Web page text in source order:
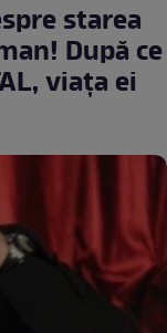
starea
După ce
viaţa ei